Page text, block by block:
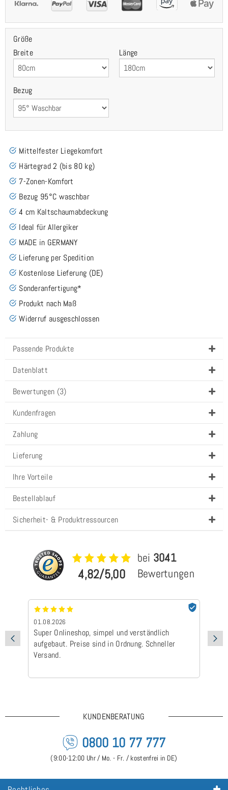
Größe
Breite
Länge
Bezug
Mittelfester Liegekomfort
Härtegrad 2 (bis 80 kg)
7-Zonen-Komfort
Bezug 95°C waschbar
4 cm Kaltschaumabdeckung
Ideal für Allergiker
MADE in GERMANY
Lieferung per Spedition
Kostenlose Lieferung (DE)
Sonderanfertigung*
Produkt nach Maß
Widerruf ausgeschlossen
Passende Produkte
Datenblatt
Bewertungen (3)
Kundenfragen
Zahlung
Lieferung
Ihre Vorteile
Bestellablauf
Sicherheit- & Produktressourcen
4,82/5,00
bei 3041
Bewertungen
01.08.2026
Super Onlineshop, simpel und verständlich
aufgebaut. Preise sind in Ordnung. Schneller
Versand.
KUNDENBERATUNG
0800 10 77 777
(9:00-12:00 Uhr / Mo. - Fr. / kostenfrei in DE)